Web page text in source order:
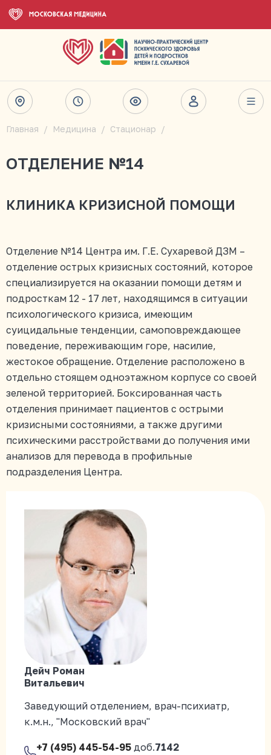
Главная Медицина Стационар
ОТДЕЛЕНИЕ №14
КЛИНИКА КРИЗИСНОЙ ПОМОЩИ
Отделение №14 Центра им. Г.Е. Сухаревой ДЗМ –
отделение острых кризисных состояний, которое
специализируется на оказании помощи детям и
подросткам 12 - 17 лет, находящимся в ситуации
психологического кризиса, имеющим
суицидальные тенденции, самоповреждающее
поведение, переживающим горе, насилие,
жестокое обращение. Отделение расположено в
отдельно стоящем одноэтажном корпусе со своей
зеленой территорией. Боксированная часть
отделения принимает пациентов с острыми
кризисными состояниями, а также другими
психическими расстройствами до получения ими
анализов для перевода в профильные
подразделения Центра.
Дейч Роман
Витальевич
Заведующий отделением, врач-психиатр,
к.м.н., "Московский врач"
+7 (495) 445-54-95 доб.7142